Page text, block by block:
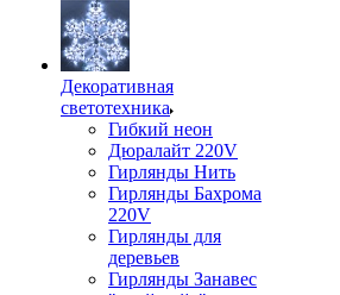
Декоративная
светотехника
Гибкий неон
Дюралайт 220V
Гирлянды Нить
Гирлянды Бахрома
220V
Гирлянды для
деревьев
Гирлянды Занавес